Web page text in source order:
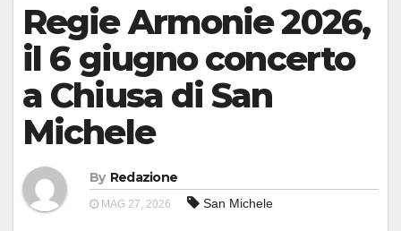
Regie Armonie 2026,
il 6 giugno concerto
a Chiusa di San
Michele
By Redazione
MAG 27, 2026 San Michele